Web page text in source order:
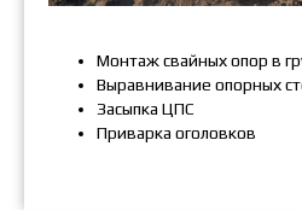
Монтаж свайных опор в
Выравнивание опорных
Засыпка ЦПС
Приварка оголовков